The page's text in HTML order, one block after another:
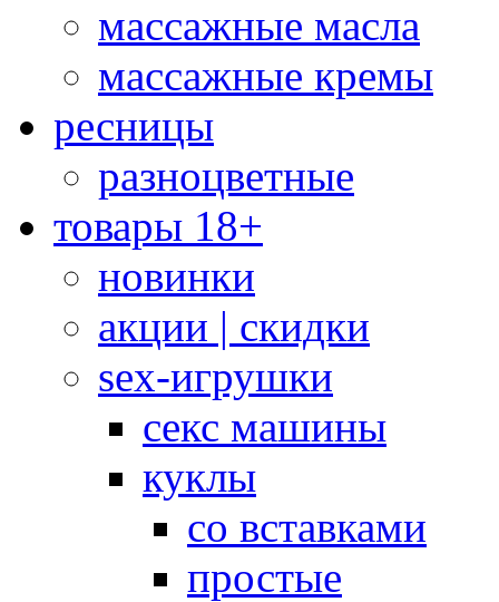
массажные масла
массажные кремы
ресницы
разноцветные
товары 18+
новинки
акции | скидки
sex-игрушки
секс машины
куклы
со вставками
простые